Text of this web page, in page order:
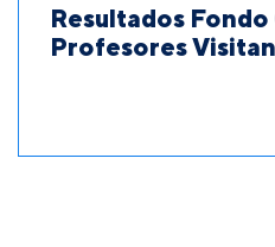
Resultados
Profesores